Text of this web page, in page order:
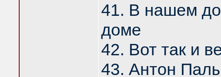
41. В нашем
доме
42. Вот так и
43. Антон